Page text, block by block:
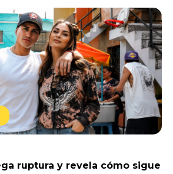
ruptura y revela cómo sigue